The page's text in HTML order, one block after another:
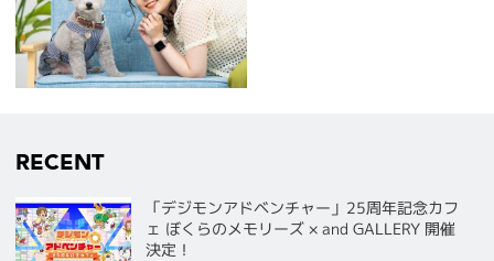
RECENT
「デジモンアドベンチャー」25周年記念カフ
ェ ぼくらのメモリーズ × and GALLERY 開催
決定！